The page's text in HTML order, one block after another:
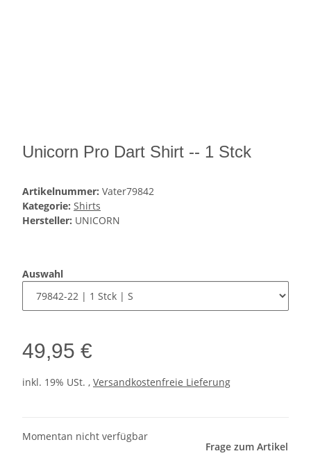
Unicorn Pro Dart Shirt -- 1 Stck
Artikelnummer: Vater79842
Kategorie: Shirts
Hersteller: UNICORN
Auswahl
49,95 €
inkl. 19% USt. , Versandkostenfreie Lieferung
Momentan nicht verfügbar
Frage zum Artikel